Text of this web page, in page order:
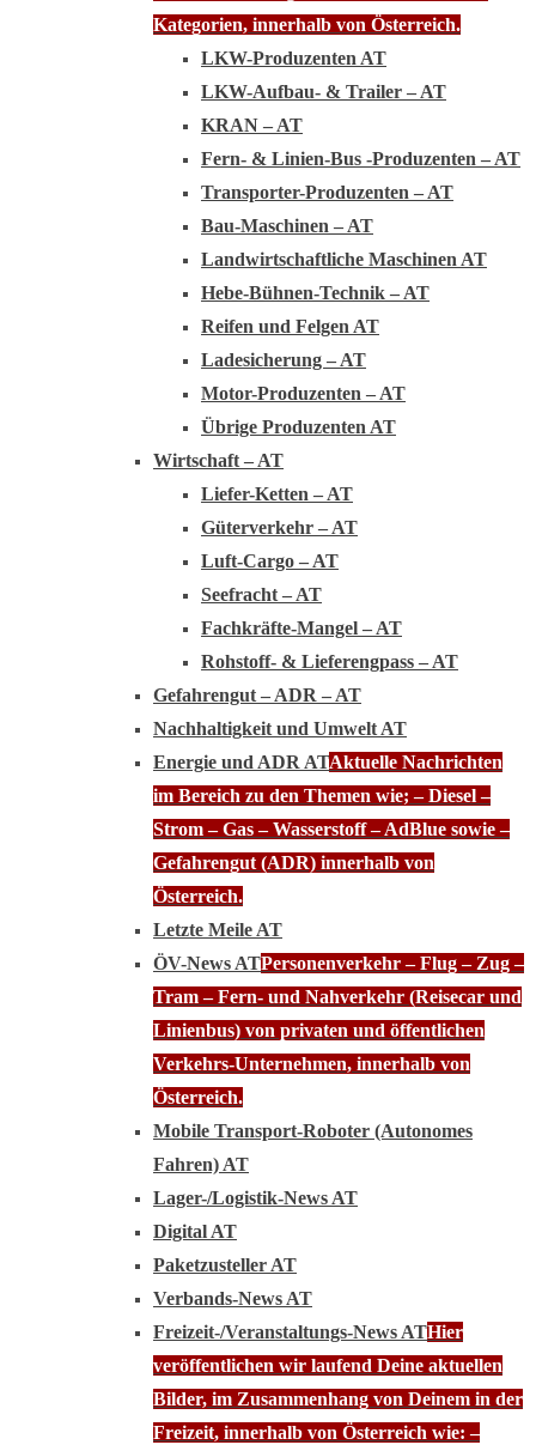
Kategorien, innerhalb von Österreich.
LKW-Produzenten AT
LKW-Aufbau- & Trailer – AT
KRAN – AT
Fern- & Linien-Bus -Produzenten – AT
Transporter-Produzenten – AT
Bau-Maschinen – AT
Landwirtschaftliche Maschinen AT
Hebe-Bühnen-Technik – AT
Reifen und Felgen AT
Ladesicherung – AT
Motor-Produzenten – AT
Übrige Produzenten AT
Wirtschaft – AT
Liefer-Ketten – AT
Güterverkehr – AT
Luft-Cargo – AT
Seefracht – AT
Fachkräfte-Mangel – AT
Rohstoff- & Lieferengpass – AT
Gefahrengut – ADR – AT
Nachhaltigkeit und Umwelt AT
Energie und ADR ATAktuelle Nachrichten
im Bereich zu den Themen wie; – Diesel –
Strom – Gas – Wasserstoff – AdBlue sowie –
Gefahrengut (ADR) innerhalb von
Österreich.
Letzte Meile AT
ÖV-News ATPersonenverkehr – Flug – Zug –
Tram – Fern- und Nahverkehr (Reisecar und
Linienbus) von privaten und öffentlichen
Verkehrs-Unternehmen, innerhalb von
Österreich.
Mobile Transport-Roboter (Autonomes
Fahren) AT
Lager-/Logistik-News AT
Digital AT
Paketzusteller AT
Verbands-News AT
Freizeit-/Veranstaltungs-News ATHier
veröffentlichen wir laufend Deine aktuellen
Bilder, im Zusammenhang von Deinem in der
Freizeit, innerhalb von Österreich wie: –